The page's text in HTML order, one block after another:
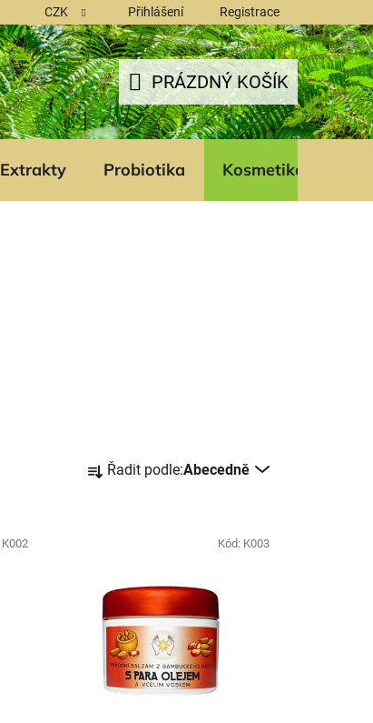
CZK Přihlášení Registrace
NÁKUPNÍ
PRÁZDNÝ KOŠÍK
Extrakty Probiotika Kosmetika
a Řadit podle:Abecedně
K002 Kód: K003